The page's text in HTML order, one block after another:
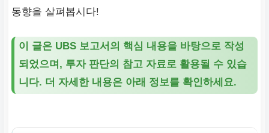
동향을 살펴봅시다!
이 글은 UBS 보고서의 핵심 내용을 바탕으로 작성
되었으며, 투자 판단의 참고 자료로 활용될 수 있습
니다. 더 자세한 내용은 아래 정보를 확인하세요.